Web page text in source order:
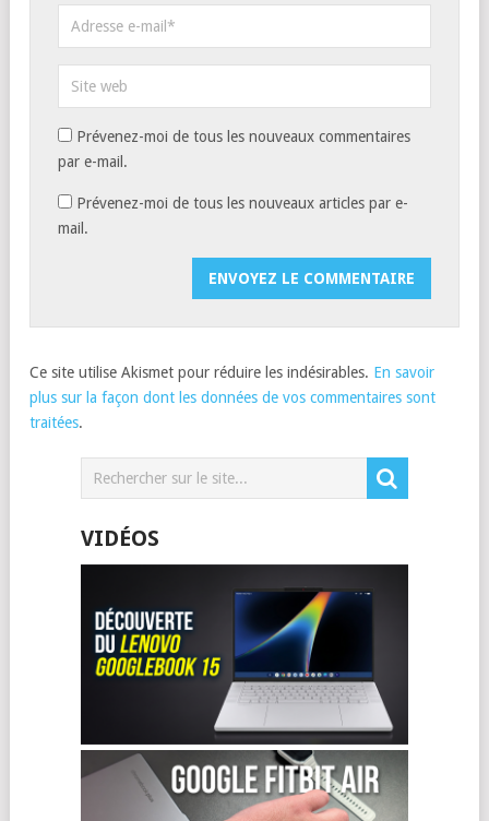
Prévenez-moi de tous les nouveaux commentaires
par e-mail.
Prévenez-moi de tous les nouveaux articles par e-
mail.
Ce site utilise Akismet pour réduire les indésirables. En savoir
plus sur la façon dont les données de vos commentaires sont
traitées.
VIDÉOS